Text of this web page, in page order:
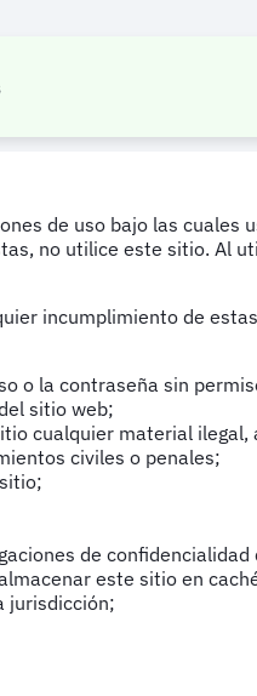
de uso bajo las
no utilice este sitio. Al
incumplimiento de
o la contraseña sin
sitio web;
cualquier material
civiles o penales;
de
este sitio en
jurisdicción;